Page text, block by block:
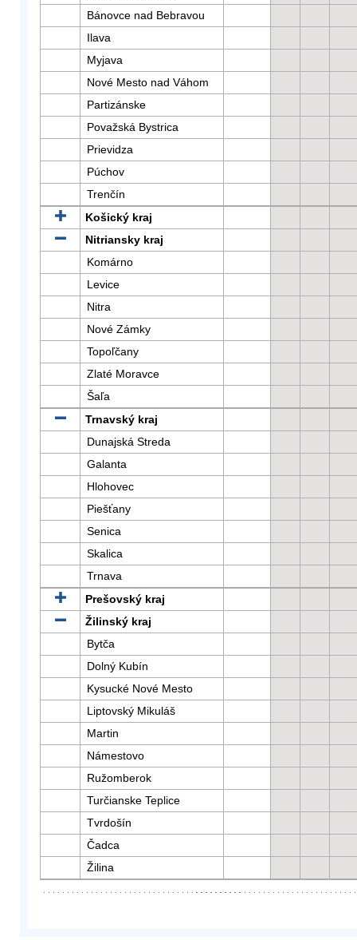
Bánovce nad Bebravou
Ilava
Myjava
Nové Mesto nad Váhom
Partizánske
Považská Bystrica
Prievidza
Púchov
Trenčín
Košický kraj
Nitriansky kraj
Komárno
Levice
Nitra
Nové Zámky
Topoľčany
Zlaté Moravce
Šaľa
Trnavský kraj
Dunajská Streda
Galanta
Hlohovec
Piešťany
Senica
Skalica
Trnava
Prešovský kraj
Žilinský kraj
Bytča
Dolný Kubín
Kysucké Nové Mesto
Liptovský Mikuláš
Martin
Námestovo
Ružomberok
Turčianske Teplice
Tvrdošín
Čadca
Žilina